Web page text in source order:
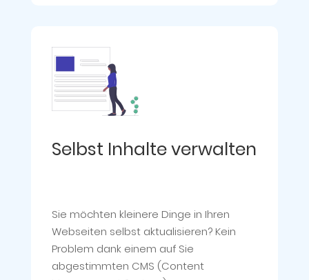
Selbst Inhalte verwalten
Sie möchten kleinere Dinge in Ihren
Webseiten selbst aktualisieren? Kein
Problem dank einem auf Sie
abgestimmten CMS (Content